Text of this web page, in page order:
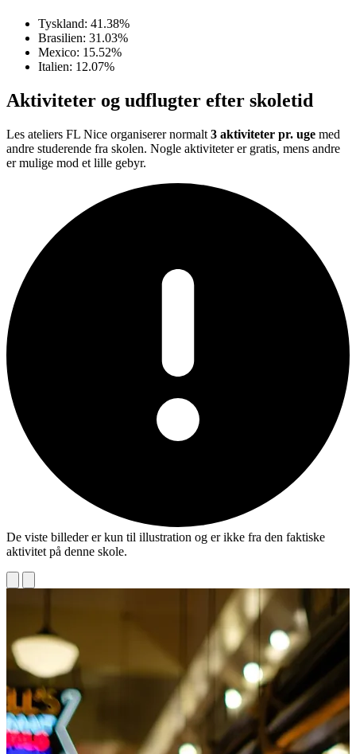
Tyskland: 41.38%
Brasilien: 31.03%
Mexico: 15.52%
Italien: 12.07%
Aktiviteter og udflugter efter skoletid
Les ateliers FL Nice organiserer normalt 3 aktiviteter pr. uge med
andre studerende fra skolen. Nogle aktiviteter er gratis, mens andre
er mulige mod et lille gebyr.
De viste billeder er kun til illustration og er ikke fra den faktiske
aktivitet på denne skole.